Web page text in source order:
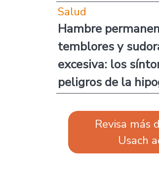
Salud
Hambre
temblores y
excesiva: los
peligros de la
Revisa más
Usach